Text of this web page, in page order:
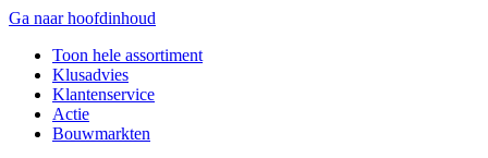
Ga naar hoofdinhoud
Toon hele assortiment
Klusadvies
Klantenservice
Actie
Bouwmarkten